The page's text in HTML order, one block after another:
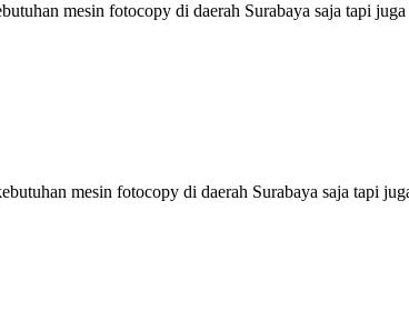
mesin fotocopy di daerah Surabaya saja tapi
mesin fotocopy di daerah Surabaya saja tapi